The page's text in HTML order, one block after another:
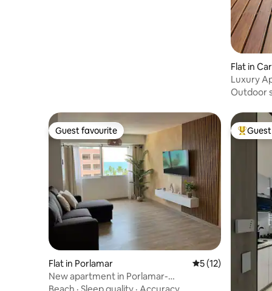
Flat in
Luxury
Caracas
Outdoor
Guest favourite
Guest favourite
Flat in Porlamar 5 out of 5 average
5 (12)
New apartment in Porlamar-
MargaritaVibes67
Top